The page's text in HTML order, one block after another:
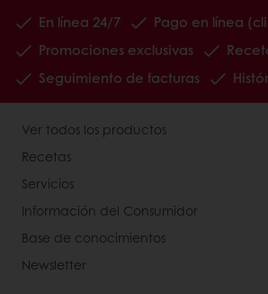
En línea 24/7
Pago en línea
Promociones exclusivas
Seguimiento de facturas
Ver todos los productos
Recetas
Servicios
Información del Consumidor
Base de conocimientos
Newsletter